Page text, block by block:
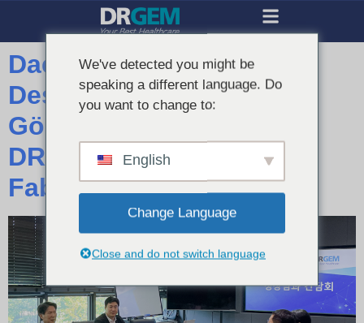
Daegu MFDS, İhracat
Desteği Konusunu
Görüşmek Üzere
DRGEM’nin Gimcheon
Fabrikasını Ziyaret Etti
We've detected you might be
speaking a different language. Do
you want to change to:
English
Change Language
Close and do not switch language